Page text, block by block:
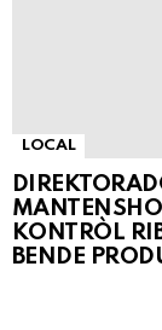
LOCAL
KONTRÒL
BENDE